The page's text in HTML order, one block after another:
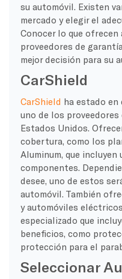
su automóvil. Existen
mercado y elegir el
Conocer lo que
proveedores de
mejor decisión para su
CarShield
CarShield ha estado en
uno de los proveedores
Estados Unidos.
cobertura, como los
Aluminum, que incluyen
componentes.
desee, uno de estos
automóvil. También
y automóviles
especializado que
beneficios, como
protección para el
Seleccionar